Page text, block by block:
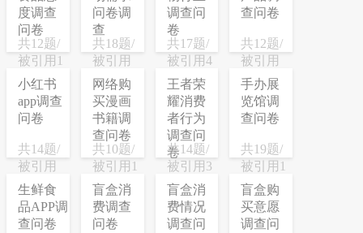
度调查
问卷
共12题/
被引用1
次
问卷调
查
共18题/
被引用
23次
调查问
卷
共17题/
被引用4
次
查问卷
共12题/
被引用
10次
小红书
app调查
问卷
共14题/
被引用
16次
网络购
买漫画
书籍调
查问卷
共10题/
被引用1
次
王者荣
耀消费
者行为
调查问
卷
共14题/
被引用3
次
手办展
览馆调
查问卷
共19题/
被引用1
次
生鲜食
品APP调
查问卷
盲盒消
费调查
问卷
盲盒消
费情况
调查问
盲盒购
买意愿
调查问